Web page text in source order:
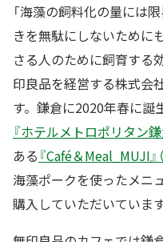
「海藻の飼料化の量には
きを無駄にしないために
さる人のために飼育する
印良品を経営する株式会
す。鎌倉に2020年春に誕
『ホテルメトロポリタン鎌
ある 『Café＆Meal_MUJI
海藻ポークを使ったメニ
購入していただいています